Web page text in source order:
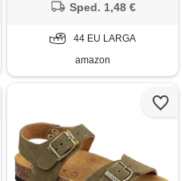
mano, scarpe da pescatore in
escursioni, spiaggia, turchese,
44 eu
Sped. 1,48 €
44 EU LARGA
amazon